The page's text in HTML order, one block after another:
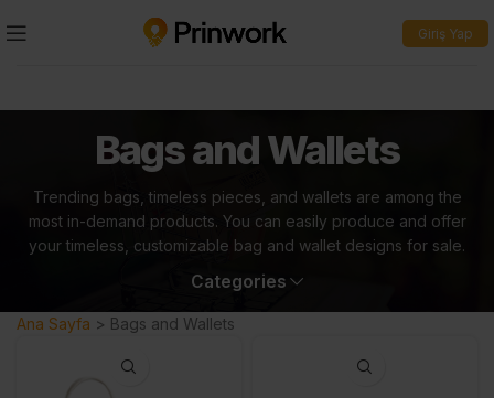
Giriş Yap
Bags and Wallets
Trending bags, timeless pieces, and wallets are among the
most in-demand products. You can easily produce and offer
your timeless, customizable bag and wallet designs for sale.
Categories
Ana Sayfa > Bags and Wallets